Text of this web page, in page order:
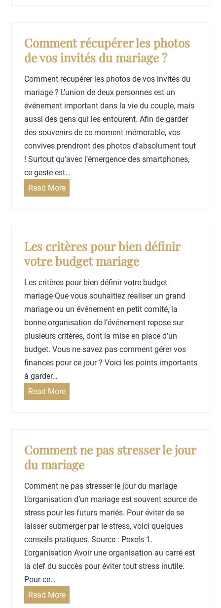
f
f
r
i
r
u
i
v
i
s
p
o
u
r
o
c
c
u
p
e
r
e
n
s
t
r
r
i
g
e
Comment récupérer les photos
de vos invités du mariage ?
Comment récupérer les photos de vos invités du
mariage ? L’union de deux personnes est un
événement important dans la vie du couple, mais
aussi des gens qui les entourent. Afin de garder
des souvenirs de ce moment mémorable, vos
convives prendront des photos d’absolument tout
! Surtout qu’avec l’émergence des smartphones,
ce geste est…
Read MoreC
e
n
t
r
é
c
u
p
é
r
r
l
h
o
s
e
i
n
Les critères pour bien définir
votre budget mariage
Les critères pour bien définir votre budget
mariage Que vous souhaitiez réaliser un grand
mariage ou un événement en petit comité, la
bonne organisation de l’événement repose sur
plusieurs critères, dont la mise en place d’un
budget. Vous ne savez pas comment gérer vos
finances pour ce jour ? Voici les points importants
à garder…
Read MoreL
i
t
è
r
e
s
p
o
u
b
i
Comment ne pas stresser le jour
du mariage
Comment ne pas stresser le jour du mariage
L’organisation d’un mariage est souvent source de
stress pour les futurs mariés. Pour éviter de se
laisser submerger par le stress, voici quelques
conseils pratiques. Source : Pexels 1.
L’organisation Avoir une organisation au carré est
la clef du succès pour éviter tout stress inutile.
Pour ce…
Read MoreC